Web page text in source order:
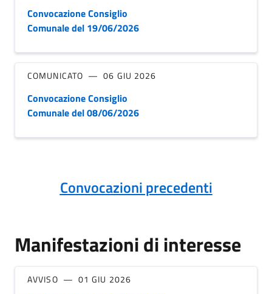
Convocazione Consiglio
Comunale del 19/06/2026
COMUNICATO 06 GIU 2026
Convocazione Consiglio
Comunale del 08/06/2026
Convocazioni precedenti
Manifestazioni di interesse
AVVISO 01 GIU 2026